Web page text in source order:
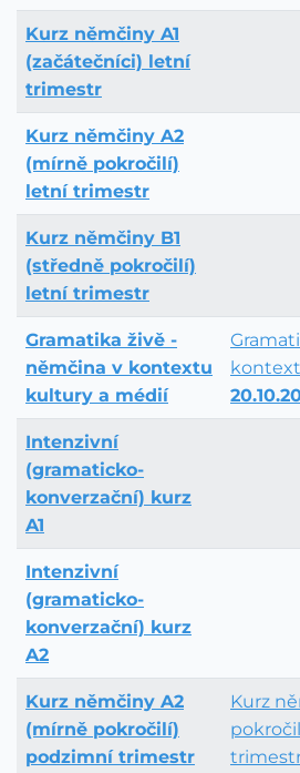
Kurz němčiny A1
(začátečníci) letní
trimestr
Kurz němčiny A2
(mírně pokročilí)
letní trimestr
Kurz němčiny B1
(středně pokročilí)
letní trimestr
Gramatika živě -
němčina v kontextu
kultury a médií
Intenzivní
(gramaticko-
konverzační) kurz
A1
Intenzivní
(gramaticko-
konverzační) kurz
A2
Kurz němčiny A2
(mírně pokročilí)
podzimní trimestr
Kurz